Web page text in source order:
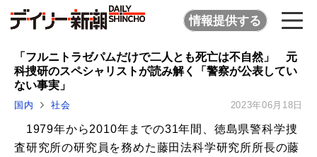
情報提供する
「フルニトラゼパムだけで二人とも死亡は不自然」 元
科捜研のスペシャリストが読み解く「警察が公表してい
ない事実」
国内 社会 2023年06月18日
1979年から2010年までの31年間、徳島県警科学捜
査研究所の研究員を務めた藤田法科学研究所所長の藤